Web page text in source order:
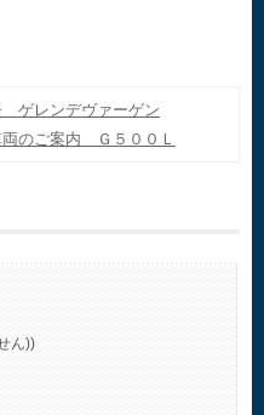
ゲレンデヴァーゲン
のご案内 Ｇ５００Ｌ
ん))